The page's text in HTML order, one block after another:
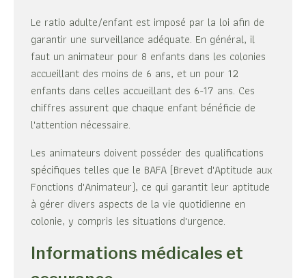
Le ratio adulte/enfant est imposé par la loi afin de
garantir une surveillance adéquate. En général, il
faut un animateur pour 8 enfants dans les colonies
accueillant des moins de 6 ans, et un pour 12
enfants dans celles accueillant des 6-17 ans. Ces
chiffres assurent que chaque enfant bénéficie de
l'attention nécessaire.
Les animateurs doivent posséder des qualifications
spécifiques telles que le BAFA (Brevet d'Aptitude aux
Fonctions d'Animateur), ce qui garantit leur aptitude
à gérer divers aspects de la vie quotidienne en
colonie, y compris les situations d'urgence.
Informations médicales et